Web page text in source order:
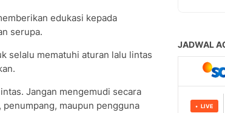
edukasi kepada
serupa.
selalu mematuhi aturan lalu lintas
Jangan mengemudi secara
maupun pengguna